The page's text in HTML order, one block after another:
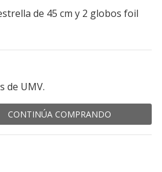
de 45 cm y 2 globos foil
de UMV.
CONTINÚA COMPRANDO